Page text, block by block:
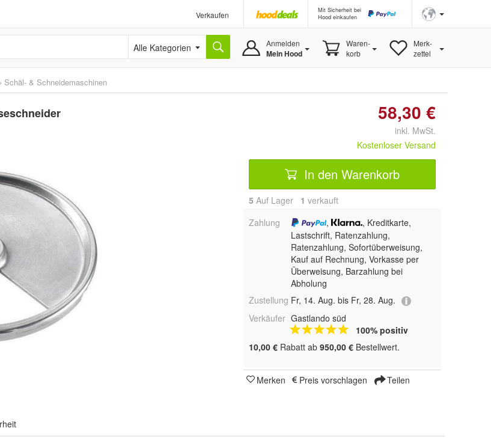
Verkaufen
Mit Sicherheit bei
Hood einkaufen
Alle Kategorien Anmelden
Mein Hood
Waren-
korb
Merk-
zettel
› Schäl- & Schneidemaschinen
58,30 €
inkl. MwSt.
Kostenloser Versand
In den Warenkorb
5 Auf Lager 1 verkauft
Zahlung
,
, Kreditkarte,
Lastschrift, Ratenzahlung,
Ratenzahlung, Sofortüberweisung,
Kauf auf Rechnung, Vorkasse per
Überweisung, Barzahlung bei
Abholung
Zustellung Fr, 14. Aug. bis Fr, 28. Aug.
Verkäufer Gastlando süd
100% positiv
10,00 € Rabatt ab 950,00 € Bestellwert.
Merken Preis vorschlagen Teilen